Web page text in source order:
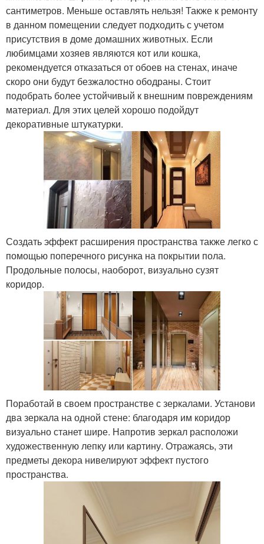
сантиметров. Меньше оставлять нельзя! Также к ремонту
в данном помещении следует подходить с учетом
присутствия в доме домашних животных. Если
любимцами хозяев являются кот или кошка,
рекомендуется отказаться от обоев на стенах, иначе
скоро они будут безжалостно ободраны. Стоит
подобрать более устойчивый к внешним повреждениям
материал. Для этих целей хорошо подойдут
декоративные штукатурки.
Создать эффект расширения пространства также легко с
помощью поперечного рисунка на покрытии пола.
Продольные полосы, наоборот, визуально сузят
коридор.
Поработай в своем пространстве с зеркалами. Установи
два зеркала на одной стене: благодаря им коридор
визуально станет шире. Напротив зеркал расположи
художественную лепку или картину. Отражаясь, эти
предметы декора нивелируют эффект пустого
пространства.